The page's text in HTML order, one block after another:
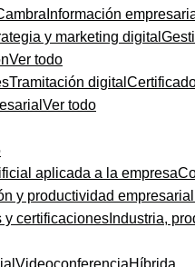
Información
y marketing digital
Ver todo
Tramitación digital
Ver todo
aplicada a la empresa
y productividad empresarial
y certificaciones Industria,
VideoconferenciaHíbrida